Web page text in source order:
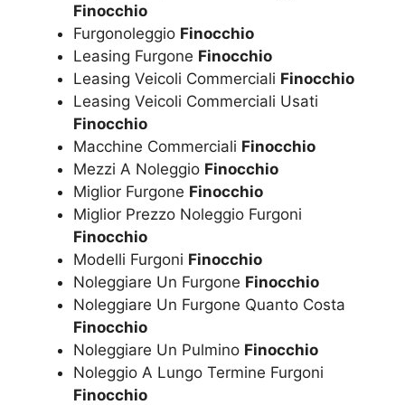
Finocchio
Furgonoleggio Finocchio
Leasing Furgone Finocchio
Leasing Veicoli Commerciali Finocchio
Leasing Veicoli Commerciali Usati
Finocchio
Macchine Commerciali Finocchio
Mezzi A Noleggio Finocchio
Miglior Furgone Finocchio
Miglior Prezzo Noleggio Furgoni
Finocchio
Modelli Furgoni Finocchio
Noleggiare Un Furgone Finocchio
Noleggiare Un Furgone Quanto Costa
Finocchio
Noleggiare Un Pulmino Finocchio
Noleggio A Lungo Termine Furgoni
Finocchio